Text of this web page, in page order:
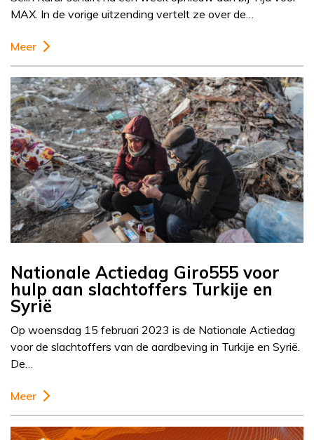
MAX. In de vorige uitzending vertelt ze over de…
Meer
Nationale Actiedag Giro555 voor
hulp aan slachtoffers Turkije en
Syrië
Op woensdag 15 februari 2023 is de Nationale Actiedag
voor de slachtoffers van de aardbeving in Turkije en Syrië.
De…
Meer